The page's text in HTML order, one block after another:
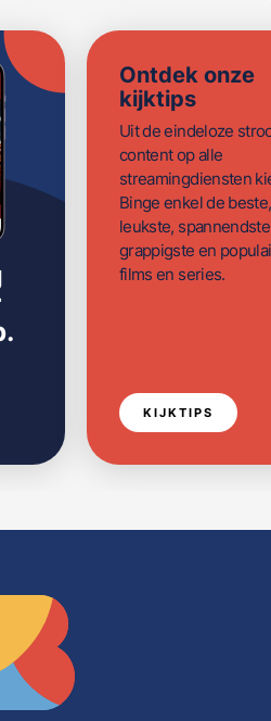
Ontdek onze
kijktips
Uit de eindeloze
content op alle
streamingdiensten
Binge enkel de beste,
leukste,
grappigste en
films en series.
KIJKTIPS